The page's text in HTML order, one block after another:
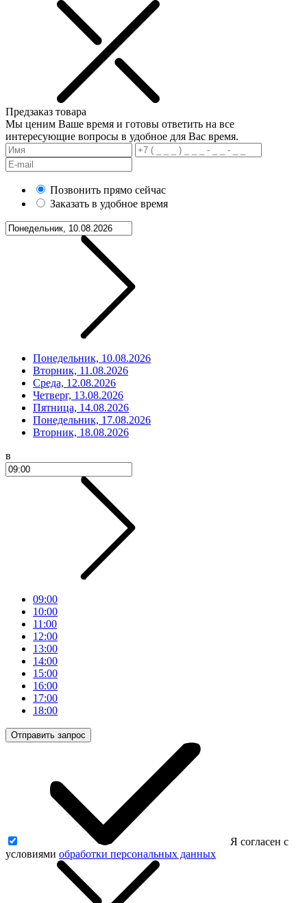
Предзаказ товара
Мы ценим Ваше время и готовы ответить на все
интересующие вопросы в удобное для Вас время.
Позвонить прямо сейчас
Заказать в удобное время
Понедельник, 10.08.2026
Вторник, 11.08.2026
Среда, 12.08.2026
Четверг, 13.08.2026
Пятница, 14.08.2026
Понедельник, 17.08.2026
Вторник, 18.08.2026
в
09:00
10:00
11:00
12:00
13:00
14:00
15:00
16:00
17:00
18:00
Отправить запрос
Я согласен с
условиями обработки персональных данных